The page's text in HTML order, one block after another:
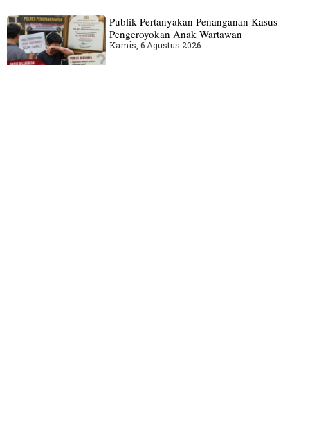
Publik Pertanyakan Penanganan Kasus
Pengeroyokan Anak Wartawan
Kamis, 6 Agustus 2026